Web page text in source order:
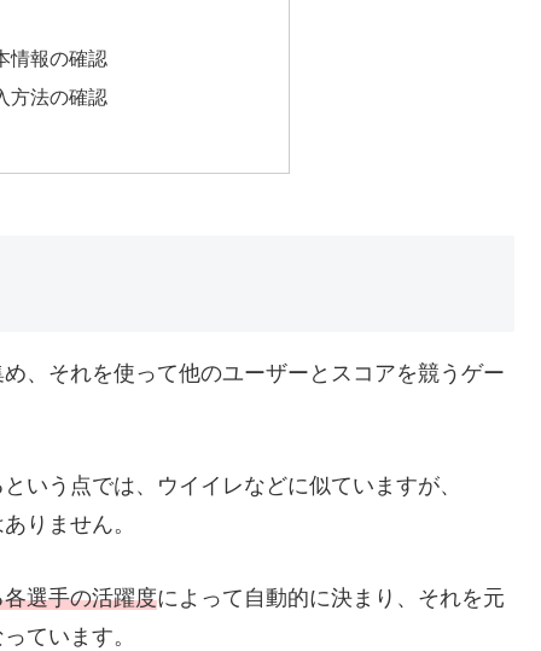
情報の確認
方法の確認
、それを使って他のユーザーとスコアを競うゲー
いう点では、ウイイレなどに似ていますが、
りません。
選手の活躍度によって自動的に決まり、それを元
ています。